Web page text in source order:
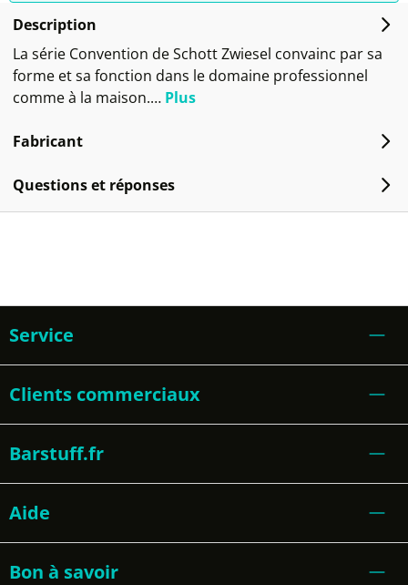
Description
La série Convention de Schott Zwiesel convainc par sa
forme et sa fonction dans le domaine professionnel
comme à la maison.… Plus
Fabricant
Questions et réponses
Service
Clients commerciaux
Barstuff.fr
Aide
Bon à savoir